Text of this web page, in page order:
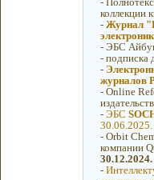
коллекции
- Журнал
- ЭБС
- подписка
-
журналов
- Online
- ЭБС
30.06.2025.
- Orbit
компании
30.12.2024.
-